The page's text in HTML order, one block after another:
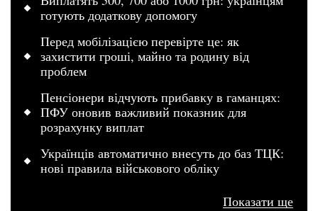
готують додаткову допомогу
Перед мобілізацією перевірте це: як
захистити гроші, майно та родину від
проблем
Пенсіонери відчують прибавку в гаманцях:
ПФУ оновив важливий показник для
розрахунку виплат
Українців автоматично внесуть до баз ТЦК:
нові правила військового обліку
Показати ще